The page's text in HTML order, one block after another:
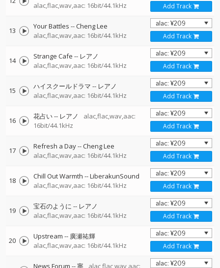
alac,flac,wav,aac: 16bit/44.1kHz
Add Track
13 Your Battles --Cheng Lee
alac,flac,wav,aac: 16bit/44.1kHz
Add Track
14 Strange Cafe -- レアノ
alac,flac,wav,aac: 16bit/44.1kHz
Add Track
15 ハイスクールドラマ -- レアノ
alac,flac,wav,aac: 16bit/44.1kHz
Add Track
16 花占い-- レアノ
alac,flac,wav,aac:
16bit/44.1kHz
Add Track
17 Refresh a Day--Cheng Lee
alac,flac,wav,aac: 16bit/44.1kHz
Add Track
18 Chill Out Warmth --LiberakunSound
alac,flac,wav,aac: 16bit/44.1kHz
Add Track
19 宝石のように -- レアノ
alac,flac,wav,aac: 16bit/44.1kHz
Add Track
20 Upstream -- 廣瀬祐輝
alac,flac,wav,aac: 16bit/44.1kHz
Add Track
News Forum --寧 alac,flac,wav,aac: